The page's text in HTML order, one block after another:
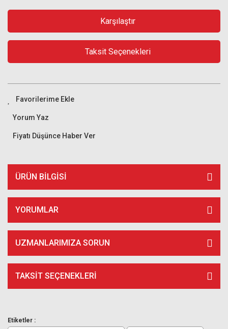
Karşılaştır
Taksit Seçenekleri
Yorum Yaz
Fiyatı Düşünce Haber Ver
ÜRÜN BILGISI
YORUMLAR
UZMANLARIMIZA SORUN
TAKSIT SEÇENEKLERI
Etiketler :